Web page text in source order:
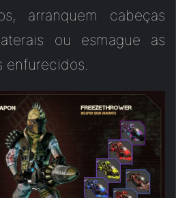
arranquem cabeças
ou esmague as
enfurecidos.